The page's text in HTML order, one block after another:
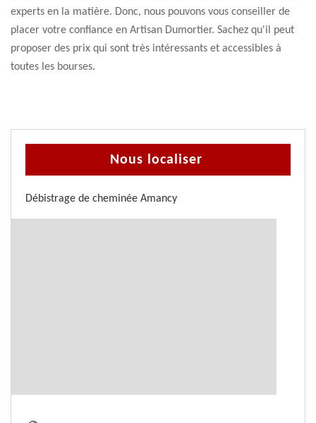
experts en la matière. Donc, nous pouvons vous conseiller de
placer votre confiance en Artisan Dumortier. Sachez qu'il peut
proposer des prix qui sont très intéressants et accessibles à
toutes les bourses.
Nous localiser
Débistrage de cheminée Amancy